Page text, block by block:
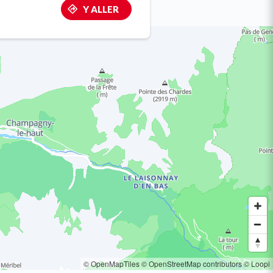
Y ALLER
© OpenMapTiles© OpenStreetMap contributors© Loopi